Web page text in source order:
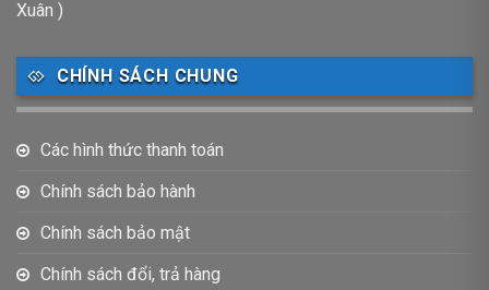
Xuân )
CHÍNH SÁCH CHUNG
Các hình thức thanh toán
Chính sách bảo hành
Chính sách bảo mật
Chính sách đổi, trả hàng